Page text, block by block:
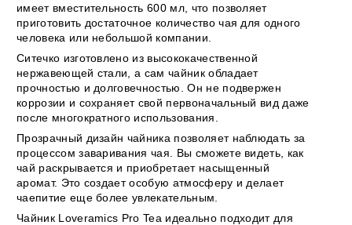
имеет вместительность 600 мл, что позволяет
приготовить достаточное количество чая для одного
человека или небольшой компании.
Ситечко изготовлено из высококачественной
нержавеющей стали, а сам чайник обладает
прочностью и долговечностью. Он не подвержен
коррозии и сохраняет свой первоначальный вид даже
после многократного использования.
Прозрачный дизайн чайника позволяет наблюдать за
процессом заваривания чая. Вы сможете видеть, как
чай раскрывается и приобретает насыщенный
аромат. Это создает особую атмосферу и делает
чаепитие еще более увлекательным.
Чайник Loveramics Pro Tea идеально подходит для